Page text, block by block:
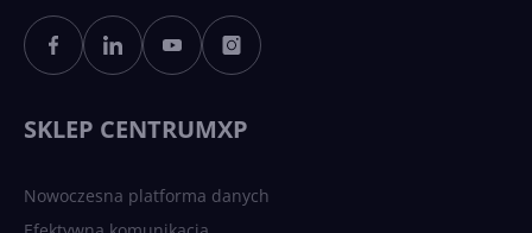
SKLEP CENTRUMXP
Nowoczesna platforma danych